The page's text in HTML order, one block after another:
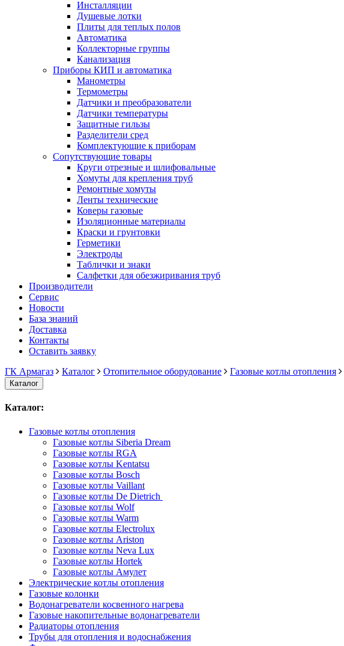
Инсталляции
Душевые лотки
Плиты для теплых полов
Автоматика
Коллекторные группы
Канализация
Приборы КИП и автоматика
Манометры
Термометры
Датчики и преобразователи
Датчики температуры
Защитные гильзы
Разделители сред
Комплектующие к приборам
Сопутствующие товары
Круги отрезные и шлифовальные
Хомуты для крепления труб
Ремонтные хомуты
Ленты технические
Коверы газовые
Изоляционные материалы
Краски и грунтовки
Герметики
Электроды
Таблички и знаки
Салфетки для обезжиривания труб
Производители
Сервис
Новости
База знаний
Доставка
Контакты
Оставить заявку
ГК Армагаз
Каталог Отопительное оборудование Газовые котлы отопления
Каталог
Каталог:
Газовые котлы отопления
Газовые котлы Siberia Dream
Газовые котлы RGA
Газовые котлы Kentatsu
Газовые котлы Bosch
Газовые котлы Vaillant
Газовые котлы De Dietrich
Газовые котлы Wolf
Газовые котлы Warm
Газовые котлы Electrolux
Газовые котлы Ariston
Газовые котлы Neva Lux
Газовые котлы Hortek
Газовые котлы Амулет
Электрические котлы отопления
Газовые колонки
Водонагреватели косвенного нагрева
Газовые накопительные водонагреватели
Радиаторы отопления
Трубы для отопления и водоснабжения